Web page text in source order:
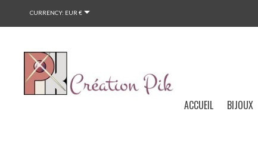
CURRENCY: EUR €
ACCUEIL BIJOUX